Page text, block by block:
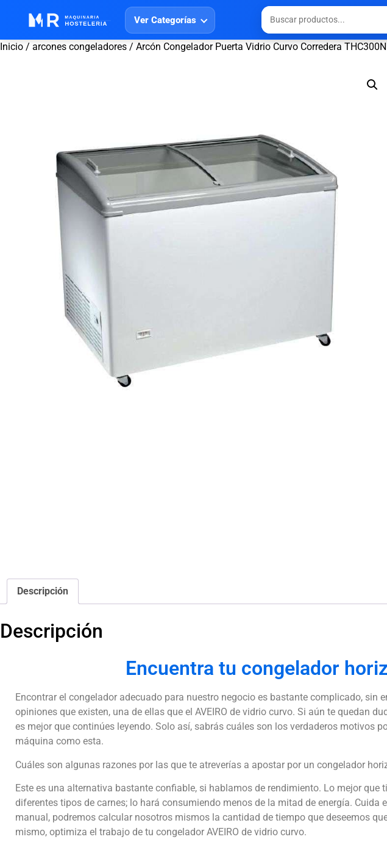
Ver Categorías
Inicio / arcones congeladores / Arcón Congelador Puerta Vidrio Curvo Corredera
Descripción
Descripción
Encuentra tu congelador
Encontrar el congelador adecuado para nuestro negocio es bastante complicado, sin
opiniones que existen, una de ellas que el AVEIRO de vidrio curvo. Si aún te quedan
es mejor que continúes leyendo. Solo así, sabrás cuáles son los verdaderos motivos
máquina como esta.
Cuáles son algunas razones por las que te atreverías a apostar por un congelador
Este es una alternativa bastante confiable, si hablamos de rendimiento. Lo mejor que
diferentes tipos de carnes; lo hará consumiendo menos de la mitad de energía. Cuida
manual, podremos calcular nosotros mismos la cantidad de tiempo que deseemos
mismo, optimiza el trabajo de tu congelador AVEIRO de vidrio curvo.